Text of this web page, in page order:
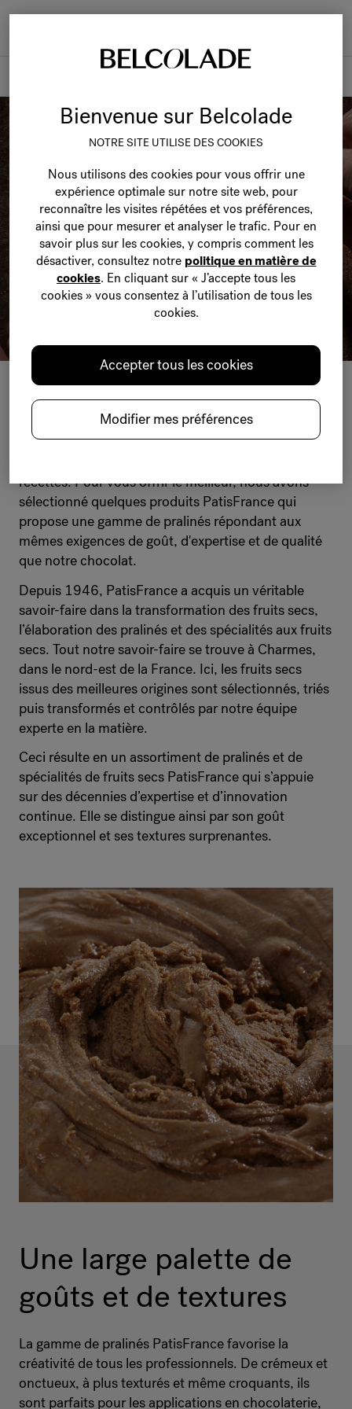
PRALINÉS
Chez Belcolade, nous savons que les pralinés sont
recettes. Pour vous offrir le meilleur, nous avons
sélectionné quelques produits PatisFrance qui
propose une gamme de pralinés répondant aux
mêmes exigences de goût, d'expertise et de qualité
que notre chocolat.
Depuis 1946, PatisFrance a acquis un véritable
savoir-faire dans la transformation des fruits secs,
l’élaboration des pralinés et des spécialités aux fruits
secs. Tout notre savoir-faire se trouve à Charmes,
dans le nord-est de la France. Ici, les fruits secs
issus des meilleures origines sont sélectionnés, triés
puis transformés et contrôlés par notre équipe
experte en la matière.
Ceci résulte en un assortiment de pralinés et de
spécialités de fruits secs PatisFrance qui s’appuie
sur des décennies d’expertise et d’innovation
continue. Elle se distingue ainsi par son goût
exceptionnel et ses textures surprenantes.
Une large palette de
goûts et de textures
La gamme de pralinés PatisFrance favorise la
créativité de tous les professionnels. De crémeux et
onctueux, à plus texturés et même croquants, ils
sont parfaits pour les applications en chocolaterie,
Bienvenue sur Belcolade
NOTRE SITE UTILISE DES COOKIES
Nous utilisons des cookies pour vous offrir une
expérience optimale sur notre site web, pour
reconnaître les visites répétées et vos préférences,
ainsi que pour mesurer et analyser le trafic. Pour en
savoir plus sur les cookies, y compris comment les
désactiver, consultez notre politique en matière de
cookies. En cliquant sur « J’accepte tous les
cookies » vous consentez à l’utilisation de tous les
cookies.
Accepter tous les cookies
Modifier mes préférences